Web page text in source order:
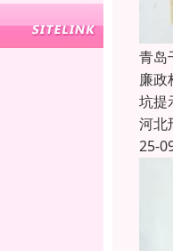
青岛
廉政
坑提
河北
25-